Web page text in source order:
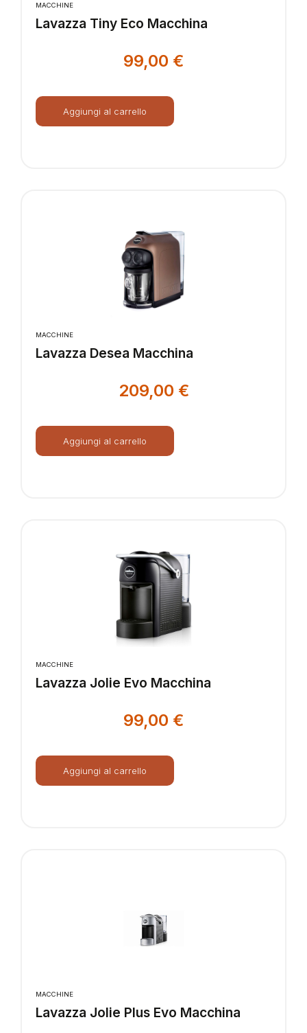
MACCHINE
Lavazza Tiny Eco Macchina
99,00 €
Aggiungi al carrello
MACCHINE
Lavazza Desea Macchina
209,00 €
Aggiungi al carrello
MACCHINE
Lavazza Jolie Evo Macchina
99,00 €
Aggiungi al carrello
MACCHINE
Lavazza Jolie Plus Evo Macchina